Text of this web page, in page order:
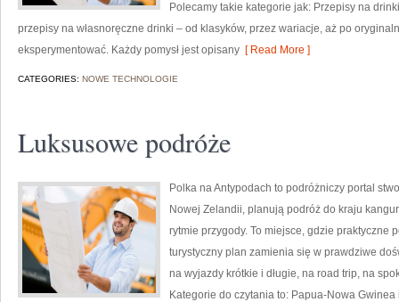
Polecamy takie kategorie jak: Przepisy na
przepisy na własnoręczne drinki – od klasyków, przez wariacje, aż po
eksperymentować. Każdy pomysł jest opisany [ Read More ]
CATEGORIES: NOWE TECHNOLOGIE
Luksusowe podróże
Polka na Antypodach to podróżniczy portal
Nowej Zelandii, planują podróż do kraju
rytmie przygody. To miejsce, gdzie praktyczne
turystyczny plan zamienia się w prawdziwe
na wyjazdy krótkie i długie, na road trip, na
Kategorie do czytania to: Papua-Nowa